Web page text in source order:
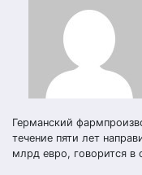
Германский
течение пяти лет
млрд евро, говорится в